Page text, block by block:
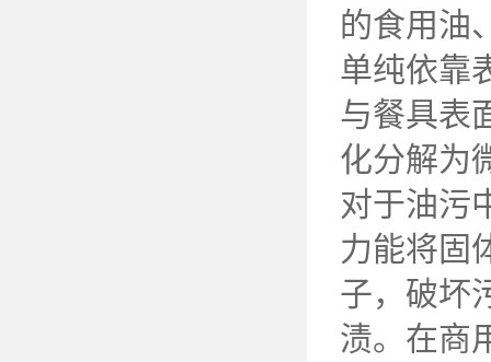
的食用油
单纯依靠
与餐具表
化分解为
对于油污
力能将固
子，破坏
渍。在商